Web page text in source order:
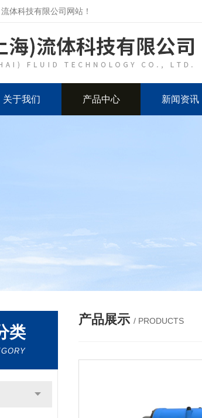
体科技有限公司网站！
关于我们 产品中心 新闻资讯
类
产品展示 / PRODUCTS